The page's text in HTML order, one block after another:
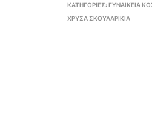
ΚΑΤΗΓΟΡΊΕΣ:ΓΥΝΑΙΚΕΊΑ
ΧΡΥΣΆ ΣΚΟΥΛΑΡΊΚΙΑ